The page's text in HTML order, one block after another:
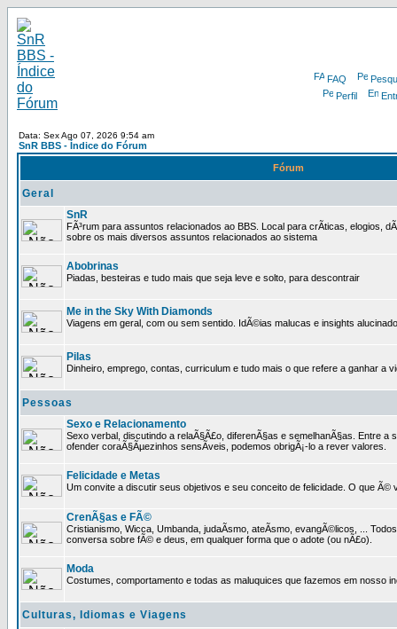
FAQ
Perfil
Data: Sex Ago 07, 2026 9:54 am
SnR BBS - Índice do Fórum
Fórum
Geral
SnR
FÃ³rum para assuntos relacionados ao BBS. Local para crÃ­ticas, elogios,
sobre os mais diversos assuntos relacionados ao sistema
Abobrinas
Piadas, besteiras e tudo mais que seja leve e solto, para descontrair
Me in the Sky With Diamonds
Viagens em geral, com ou sem sentido. IdÃ©ias malucas e insights
Pilas
Dinheiro, emprego, contas, curriculum e tudo mais o que refere a ganhar a
Pessoas
Sexo e Relacionamento
Sexo verbal, discutindo a relaÃ§Ã£o, diferenÃ§as e semelhanÃ§as. Entre a
ofender coraÃ§Ãµezinhos sensÃ­veis, podemos obrigÃ¡-lo a rever valores.
Felicidade e Metas
Um convite a discutir seus objetivos e seu conceito de felicidade. O que Ã©
CrenÃ§as e FÃ©
Cristianismo, Wicca, Umbanda, judaÃ­smo, ateÃ­smo, evangÃ©licos, ...
conversa sobre fÃ© e deus, em qualquer forma que o adote (ou nÃ£o).
Moda
Costumes, comportamento e todas as maluquices que fazemos em nosso
Culturas, Idiomas e Viagens